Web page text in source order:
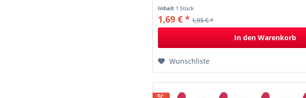
Inhalt 1 Stück
1,69 € * 1,95 € *
In den Warenkorb
Wunschliste